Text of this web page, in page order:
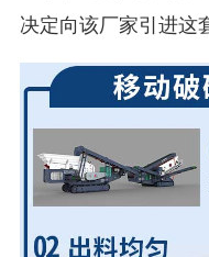
决定向该厂家引进这